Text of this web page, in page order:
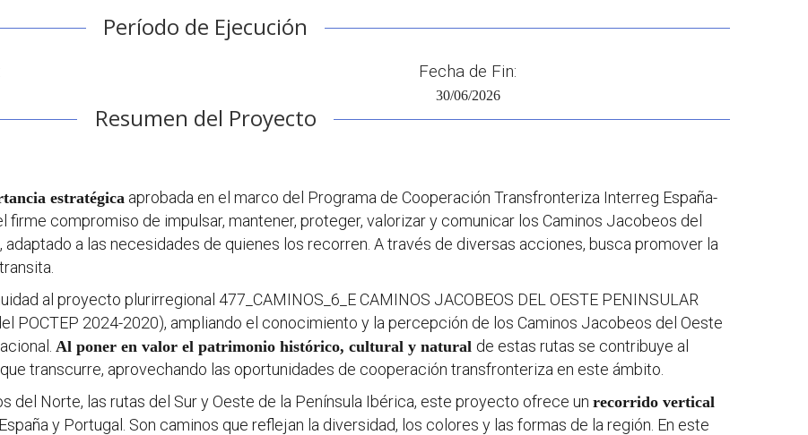
Período de Ejecución
Fecha de Fin:
30/06/2026
Resumen del Proyecto
estratégica aprobada en el marco del Programa de Cooperación Transfronteriza Interreg España-
firme compromiso de impulsar, mantener, proteger, valorizar y comunicar los Caminos Jacobeos del
a las necesidades de quienes los recorren. A través de diversas acciones, busca promover la
al proyecto plurirregional 477_CAMINOS_6_E CAMINOS JACOBEOS DEL OESTE PENINSULAR
POCTEP 2024-2020), ampliando el conocimiento y la percepción de los Caminos Jacobeos del Oeste
Al poner en valor el patrimonio histórico, cultural y natural de estas rutas se contribuye al
transcurre, aprovechando las oportunidades de cooperación transfronteriza en este ámbito.
del Norte, las rutas del Sur y Oeste de la Península Ibérica, este proyecto ofrece un recorrido vertical
y Portugal. Son caminos que reflejan la diversidad, los colores y las formas de la región. En este